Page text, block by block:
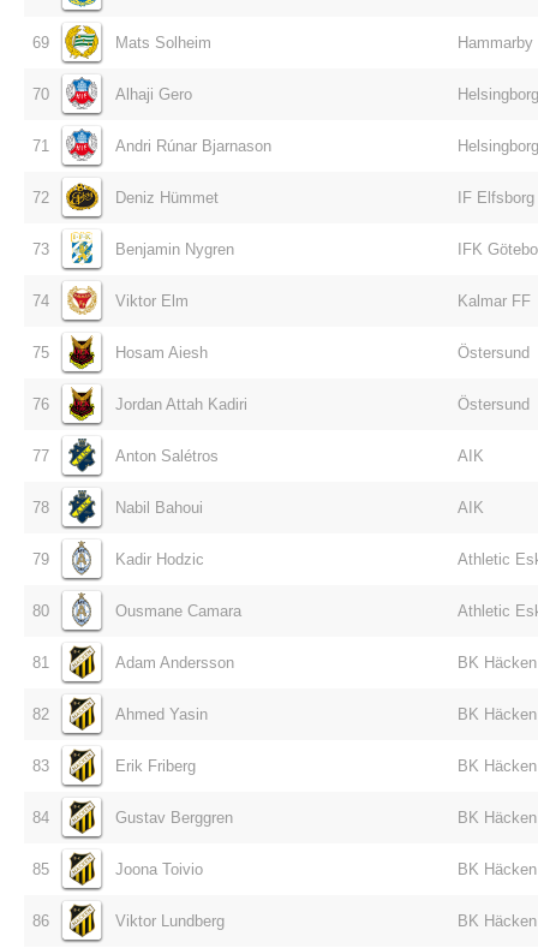
69 Mats Solheim Hammarby
70 Alhaji Gero
71 Andri Rúnar Bjarnason
72 Deniz Hümmet IF Elfsborg
73 Benjamin Nygren IFK
74 Viktor Elm Kalmar FF
75 Hosam Aiesh Östersund
76 Jordan Attah Kadiri Östersund
77 Anton Salétros AIK
78 Nabil Bahoui AIK
79 Kadir Hodzic Athletic
80 Ousmane Camara Athletic
81 Adam Andersson BK Häcken
82 Ahmed Yasin BK Häcken
83 Erik Friberg BK Häcken
84 Gustav Berggren BK Häcken
85 Joona Toivio BK Häcken
86 Viktor Lundberg BK Häcken